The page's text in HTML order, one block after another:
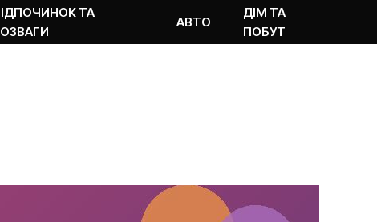
ТА
АВТО
ДІМ ТА
ПОБУТ